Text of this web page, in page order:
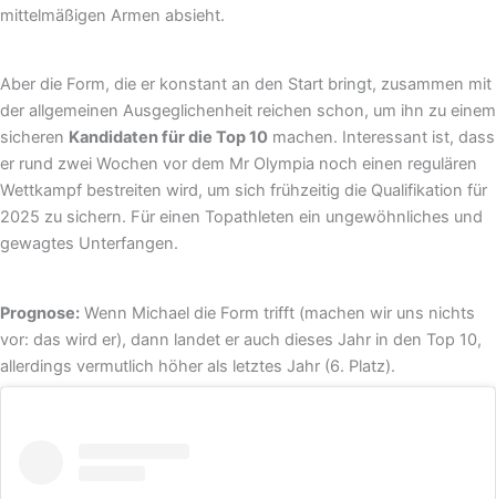
mittelmäßigen Armen absieht.
Aber die Form, die er konstant an den Start bringt, zusammen mit
der allgemeinen Ausgeglichenheit reichen schon, um ihn zu einem
sicheren Kandidaten für die Top 10 machen. Interessant ist, dass
er rund zwei Wochen vor dem Mr Olympia noch einen regulären
Wettkampf bestreiten wird, um sich frühzeitig die Qualifikation für
2025 zu sichern. Für einen Topathleten ein ungewöhnliches und
gewagtes Unterfangen.
Prognose: Wenn Michael die Form trifft (machen wir uns nichts
vor: das wird er), dann landet er auch dieses Jahr in den Top 10,
allerdings vermutlich höher als letztes Jahr (6. Platz).